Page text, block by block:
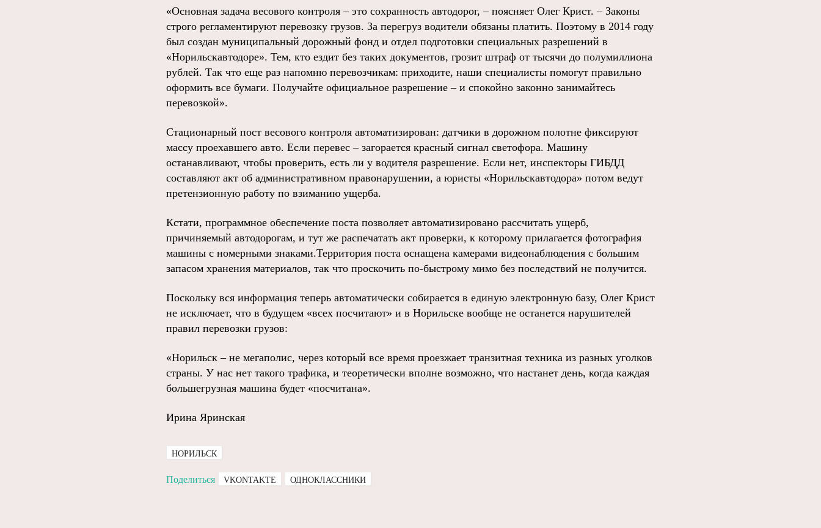
«Основная задача весового контроля – это сохранность автодорог, – поясняет Олег Крист. – Законы
строго регламентируют перевозку грузов. За перегруз водители обязаны платить. Поэтому в 2014 году
был создан муниципальный дорожный фонд и отдел подготовки специальных разрешений в
«Норильскавтодоре». Тем, кто ездит без таких документов, грозит штраф от тысячи до полумиллиона
рублей. Так что еще раз напомню перевозчикам: приходите, наши специалисты помогут правильно
оформить все бумаги. Получайте официальное разрешение – и спокойно законно занимайтесь
перевозкой».
Стационарный пост весового контроля автоматизирован: датчики в дорожном полотне фиксируют
массу проехавшего авто. Если перевес – загорается красный сигнал светофора. Машину
останавливают, чтобы проверить, есть ли у водителя разрешение. Если нет, инспекторы ГИБДД
составляют акт об административном правонарушении, а юристы «Норильскавтодора» потом ведут
претензионную работу по взиманию ущерба.
Кстати, программное обеспечение поста позволяет автоматизировано рассчитать ущерб,
причиняемый автодорогам, и тут же распечатать акт проверки, к которому прилагается фотография
машины с номерными знаками.Территория поста оснащена камерами видеонаблюдения с большим
запасом хранения материалов, так что проскочить по-быстрому мимо без последствий не получится.
Поскольку вся информация теперь автоматически собирается в единую электронную базу, Олег Крист
не исключает, что в будущем «всех посчитают» и в Норильске вообще не останется нарушителей
правил перевозки грузов:
«Норильск – не мегаполис, через который все время проезжает транзитная техника из разных уголков
страны. У нас нет такого трафика, и теоретически вполне возможно, что настанет день, когда каждая
большегрузная машина будет «посчитана».
Ирина Яринская
НОРИЛЬСК
Поделиться VKONTAKTE ОДНОКЛАССНИКИ